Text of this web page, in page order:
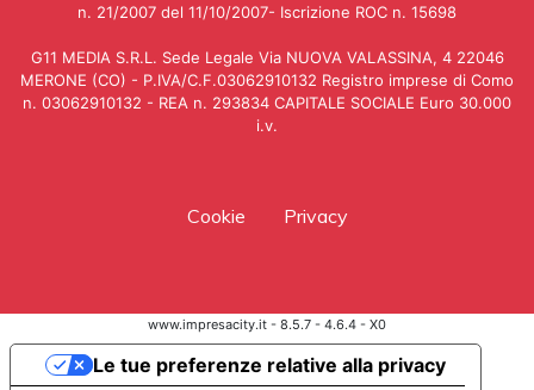
n. 21/2007 del 11/10/2007- Iscrizione ROC n. 15698
G11 MEDIA S.R.L. Sede Legale Via NUOVA VALASSINA, 4 22046
MERONE (CO) - P.IVA/C.F.03062910132 Registro imprese di Como
n. 03062910132 - REA n. 293834 CAPITALE SOCIALE Euro 30.000
i.v.
Cookie Privacy
www.impresacity.it - 8.5.7 - 4.6.4 - X0
Le tue preferenze relative alla privacy